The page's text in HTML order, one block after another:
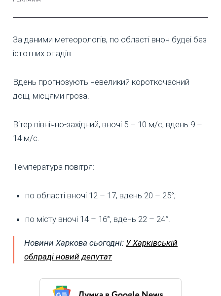
За даними метеорологів, по області вноч будеі без
істотних опадів.
Вдень прогнозують невеликий короткочасний
дощ, місцями гроза.
Вітер північно-західний, вночі 5 – 10 м/с, вдень 9 –
14 м/с.
Температура повітря:
по області вночі 12 – 17, вдень 20 – 25°;
по місту вночі 14 – 16°, вдень 22 – 24°.
Новини Харкова сьогодні: У Харківській
облраді новий депутат